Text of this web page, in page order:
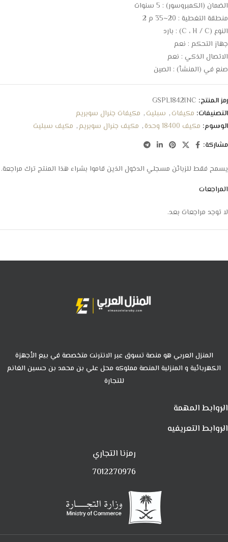
الضمان (الكمبروسور) : 5 سنوات
منطقة التغطية : 20~35 م 2
النوع (C ، H / C) : بارد
جهاز التحكم : نعم
الاتصال الذكي : نعم
صنع في (المنشأ) : الصين
رمز المنتج: GSPL1842INC
التصنيفات: مكيفات, سبليت, مكيفات جنرال سوبريم
الوسوم: مكيف 18400 وحدة , مكيف جنرال سوبريم, مكيف سبليت
مشاركة:
المراجعات
لا توجد مراجعات بعد.
يسمح فقط للزبائن مسجلي الدخول الذين قاموا بشراء هذا المنتج ترك مراجعة.
المنزل العربي هو منصة تسوق عبر الانترنت متخصصة في بيع الأجهزة
الكهربائية و المنزلية المنصة مملوكه محل علي بن محمد بن حسين الغانم
للتجارة
الروابط المهمة
الروابط التعريفيه
رمزنا التجاري
7012270976